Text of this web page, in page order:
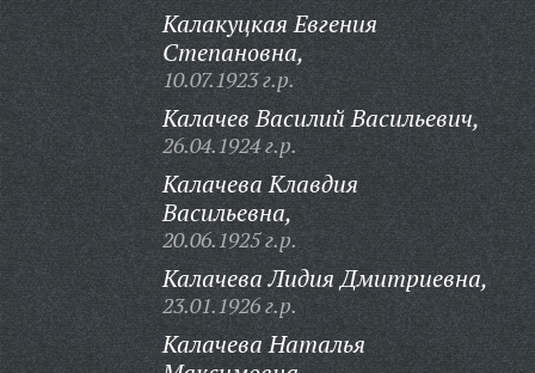
Калакуцкая Евгения
Степановна,
10.07.1923 г.р.
Калачев Василий Васильевич,
26.04.1924 г.р.
Калачева Клавдия
Васильевна,
20.06.1925 г.р.
Калачева Лидия Дмитриевна,
23.01.1926 г.р.
Калачева Наталья